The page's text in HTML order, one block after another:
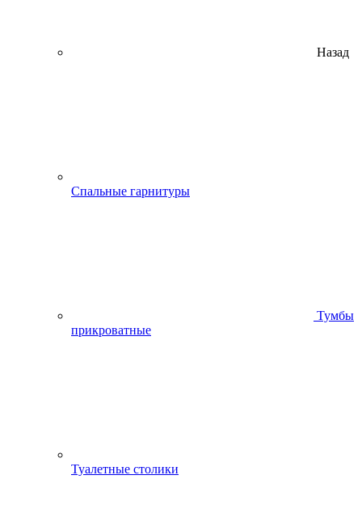
Назад
Спальные гарнитуры
Тумбы
прикроватные
Туалетные столики